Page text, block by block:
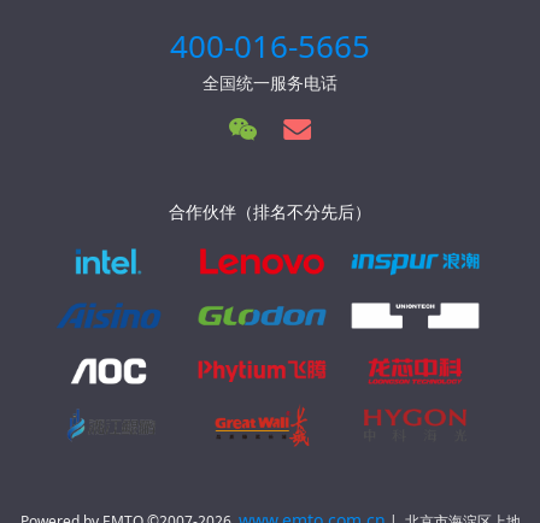
400-016-5665
全国统一服务电话
合作伙伴（排名不分先后）